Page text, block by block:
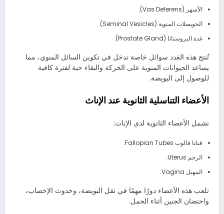
الأسهر (Vas Deferens).
الحويصلات المنوية (Seminal Vesicles).
غدة البروستاتا (Prostate Gland).
تُنتج هذه الغدد سوائل خاصة تدخل في تكوين السائل المنوي، مما
يساعد الحيوانات المنوية على الحركة والبقاء حية لفترة كافية
للوصول إلى البويضة.
الأعضاء التناسلية الثانوية عند الإناث
تشمل الأعضاء الثانوية لدى الإناث:
قناتا فالوب Fallopian Tubes.
الرحم Uterus.
المهبل Vagina.
تلعب هذه الأعضاء دورًا مهمًا في نقل البويضة، وحدوث الإخصاب،
واحتضان الجنين أثناء الحمل.